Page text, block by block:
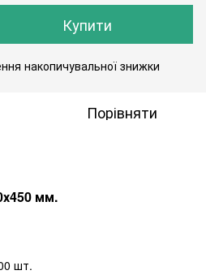
Купити
накопичувальної знижки
Порівняти
мм.
шт.